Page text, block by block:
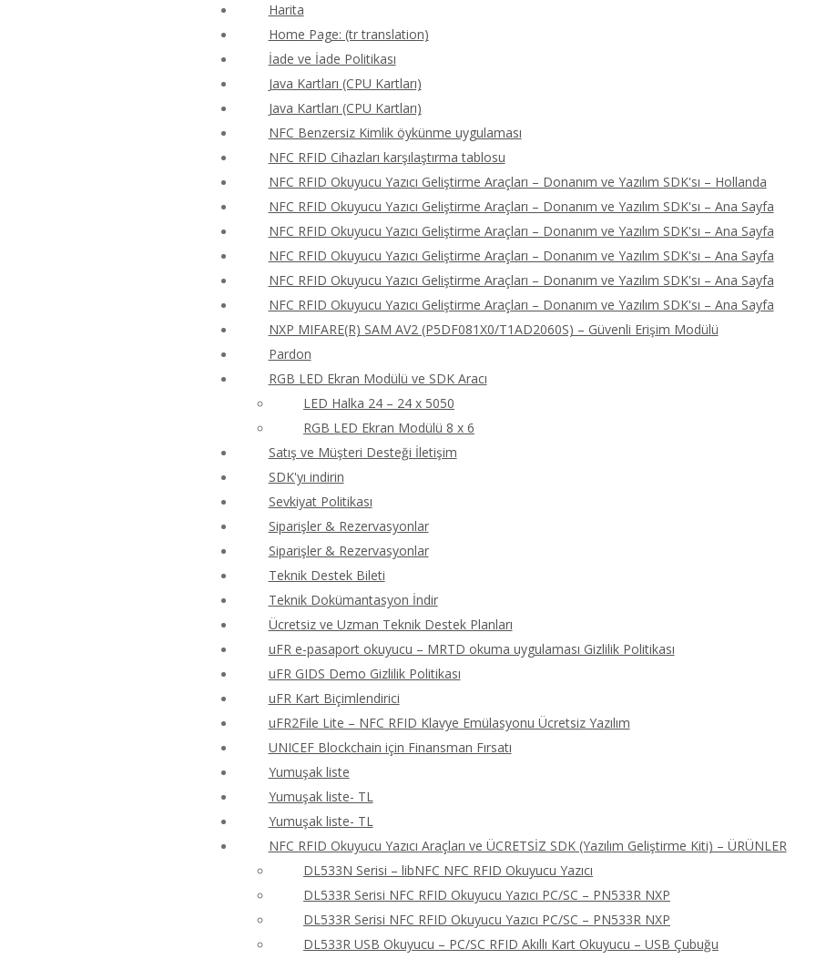
Harita
Home Page: (tr translation)
İade ve İade Politikası
Java Kartları (CPU Kartları)
Java Kartları (CPU Kartları)
NFC Benzersiz Kimlik öykünme uygulaması
NFC RFID Cihazları karşılaştırma tablosu
NFC RFID Okuyucu Yazıcı Geliştirme Araçları – Donanım ve Yazılım SDK'sı – Hollanda
NFC RFID Okuyucu Yazıcı Geliştirme Araçları – Donanım ve Yazılım SDK'sı – Ana Sayfa
NFC RFID Okuyucu Yazıcı Geliştirme Araçları – Donanım ve Yazılım SDK'sı – Ana Sayfa
NFC RFID Okuyucu Yazıcı Geliştirme Araçları – Donanım ve Yazılım SDK'sı – Ana Sayfa
NFC RFID Okuyucu Yazıcı Geliştirme Araçları – Donanım ve Yazılım SDK'sı – Ana Sayfa
NFC RFID Okuyucu Yazıcı Geliştirme Araçları – Donanım ve Yazılım SDK'sı – Ana Sayfa
NXP MIFARE(R) SAM AV2 (P5DF081X0/T1AD2060S) – Güvenli Erişim Modülü
Pardon
RGB LED Ekran Modülü ve SDK Aracı
LED Halka 24 – 24 x 5050
RGB LED Ekran Modülü 8 x 6
Satış ve Müşteri Desteği İletişim
SDK'yı indirin
Sevkiyat Politikası
Siparişler & Rezervasyonlar
Siparişler & Rezervasyonlar
Teknik Destek Bileti
Teknik Dokümantasyon İndir
Ücretsiz ve Uzman Teknik Destek Planları
uFR e-pasaport okuyucu – MRTD okuma uygulaması Gizlilik Politikası
uFR GIDS Demo Gizlilik Politikası
uFR Kart Biçimlendirici
uFR2File Lite – NFC RFID Klavye Emülasyonu Ücretsiz Yazılım
UNICEF Blockchain için Finansman Fırsatı
Yumuşak liste
Yumuşak liste- TL
Yumuşak liste- TL
NFC RFID Okuyucu Yazıcı Araçları ve ÜCRETSİZ SDK (Yazılım Geliştirme Kiti) – ÜRÜNLER
DL533N Serisi – libNFC NFC RFID Okuyucu Yazıcı
DL533R Serisi NFC RFID Okuyucu Yazıcı PC/SC – PN533R NXP
DL533R Serisi NFC RFID Okuyucu Yazıcı PC/SC – PN533R NXP
DL533R USB Okuyucu – PC/SC RFID Akıllı Kart Okuyucu – USB Çubuğu